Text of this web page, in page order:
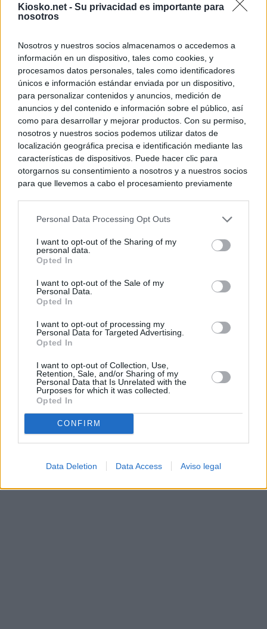
Kiosko.net - Su privacidad es importante para
nosotros
Nosotros y nuestros socios almacenamos o accedemos a
información en un dispositivo, tales como cookies, y
procesamos datos personales, tales como identificadores
únicos e información estándar enviada por un dispositivo,
para personalizar contenidos y anuncios, medición de
anuncios y del contenido e información sobre el público, así
como para desarrollar y mejorar productos. Con su permiso,
nosotros y nuestros socios podemos utilizar datos de
localización geográfica precisa e identificación mediante las
características de dispositivos. Puede hacer clic para
otorgarnos su consentimiento a nosotros y a nuestros socios
para que llevemos a cabo el procesamiento previamente
negar su consentimiento. Tenga en cuenta que algún
de su consentimiento, pero usted tiene el derecho de
rechazar tal procesamiento. Sus preferencias se aplicarán
cualquier momento entrando de nuevo en este sitio web o
visitando nuestra política de privacidad.
Personal Data Processing Opt Outs
I want to opt-out of the Sharing of my
personal data.
Opted In
I want to opt-out of the Sale of my
Personal Data.
Opted In
I want to opt-out of processing my
Personal Data for Targeted Advertising.
Opted In
I want to opt-out of Collection, Use,
Retention, Sale, and/or Sharing of my
Personal Data that Is Unrelated with the
Purposes for which it was collected.
Opted In
CONFIRM
Data Deletion Data Access Aviso legal